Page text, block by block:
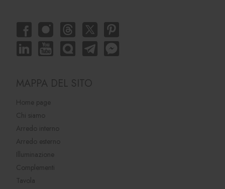
MAPPA DEL SITO
Home page
Chi siamo
Arredo interno
Arredo esterno
Illuminazione
Complementi
Tavola